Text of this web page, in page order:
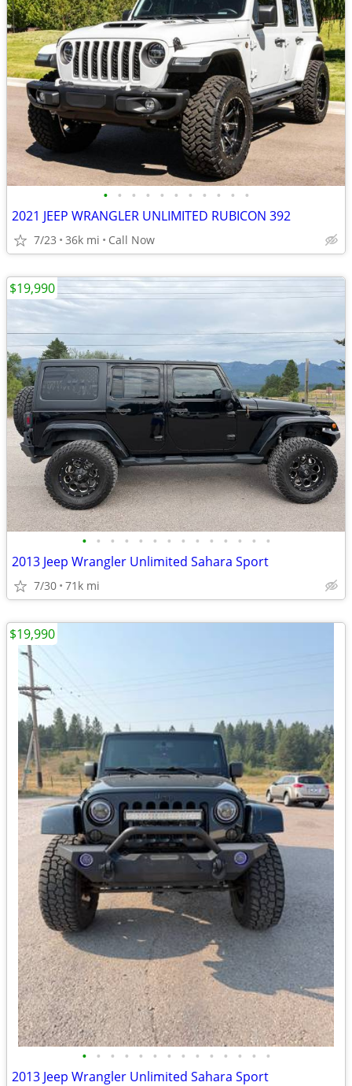
• • • • • • • • • • •
2021 JEEP WRANGLER UNLIMITED RUBICON 392
7/23 36k mi Call Now
• • • • • • • • • • • • • •
2013 Jeep Wrangler Unlimited Sahara Sport
7/30 71k mi
$19,990
• • • • • • • • • • • • • •
2013 Jeep Wrangler Unlimited Sahara Sport
$19,990